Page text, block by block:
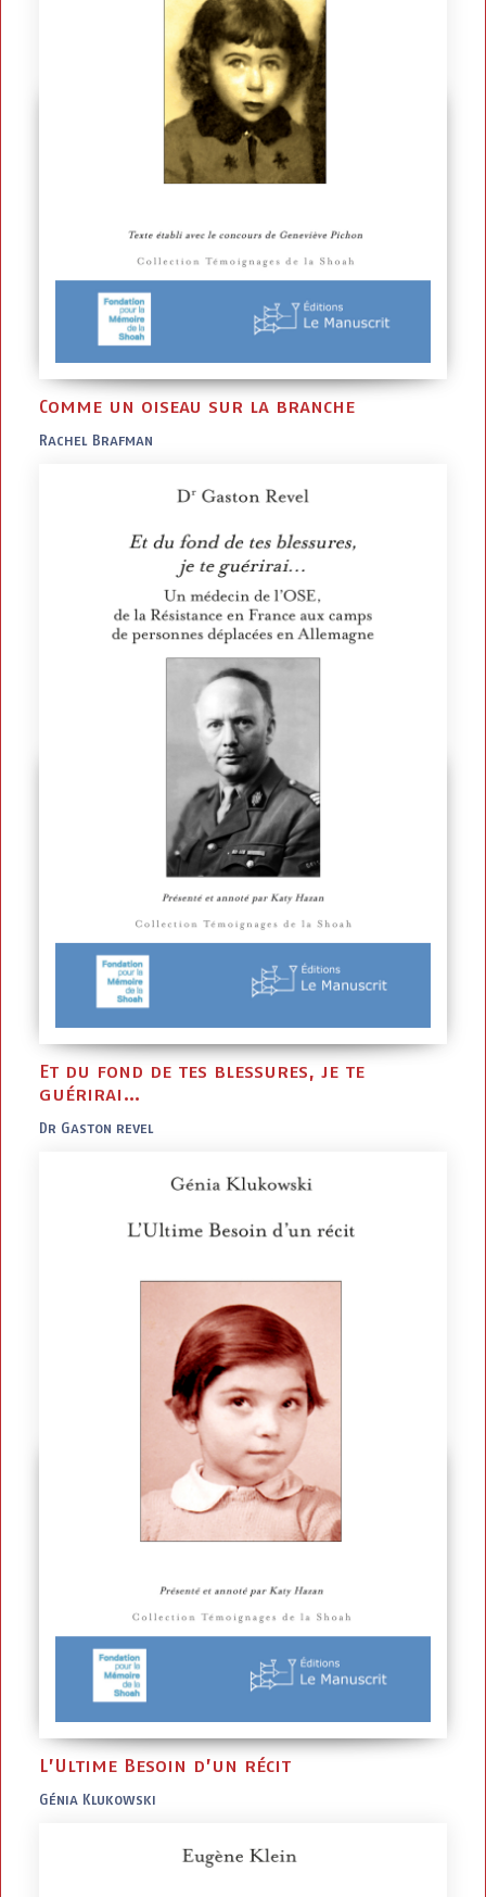
Comme un oiseau sur la branche
Rachel Brafman
Et du fond de tes blessures, je te
guérirai…
Dr Gaston revel
L’Ultime Besoin d’un récit
Génia Klukowski